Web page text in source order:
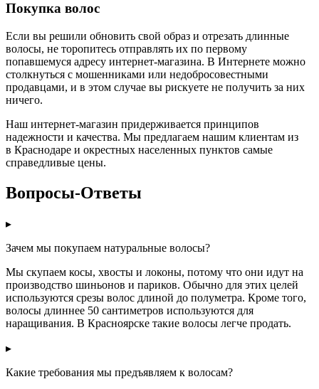
Покупка волос
Если вы решили обновить свой образ и отрезать длинные
волосы, не торопитесь отправлять их по первому
попавшемуся адресу интернет-магазина. В Интернете можно
столкнуться с мошенниками или недобросовестными
продавцами, и в этом случае вы рискуете не получить за них
ничего.
Наш интернет-магазин придерживается принципов
надежности и качества. Мы предлагаем нашим клиентам из
в Краснодаре и окрестных населенных пунктов самые
справедливые цены.
Вопросы-Ответы
▸
Зачем мы покупаем натуральные волосы?
Мы скупаем косы, хвосты и локоны, потому что они идут на
производство шиньонов и париков. Обычно для этих целей
используются срезы волос длиной до полуметра. Кроме того,
волосы длиннее 50 сантиметров используются для
наращивания. В Красноярске такие волосы легче продать.
▸
Какие требования мы предъявляем к волосам?